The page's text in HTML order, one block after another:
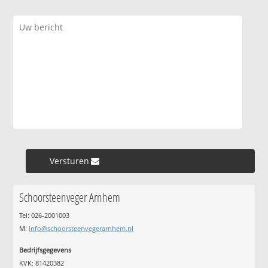
Versturen »
Schoorsteenveger Arnhem
Tel: 026-2001003
M: info@schoorsteenvegerarnhem.nl
Bedrijfsgegevens
KVK: 81420382